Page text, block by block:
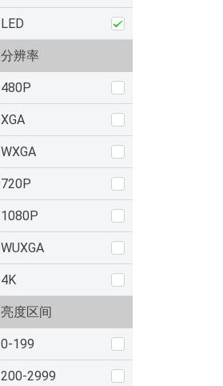
LED
分辨率
480P
XGA
WXGA
720P
1080P
WUXGA
4K
亮度区间
0-199
200-2999